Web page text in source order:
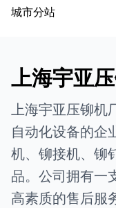
城市分站
上海宇亚
上海宇亚压铆机
自动化设备的企
机、铆接机、铆
品。公司拥有一
高素质的售后服